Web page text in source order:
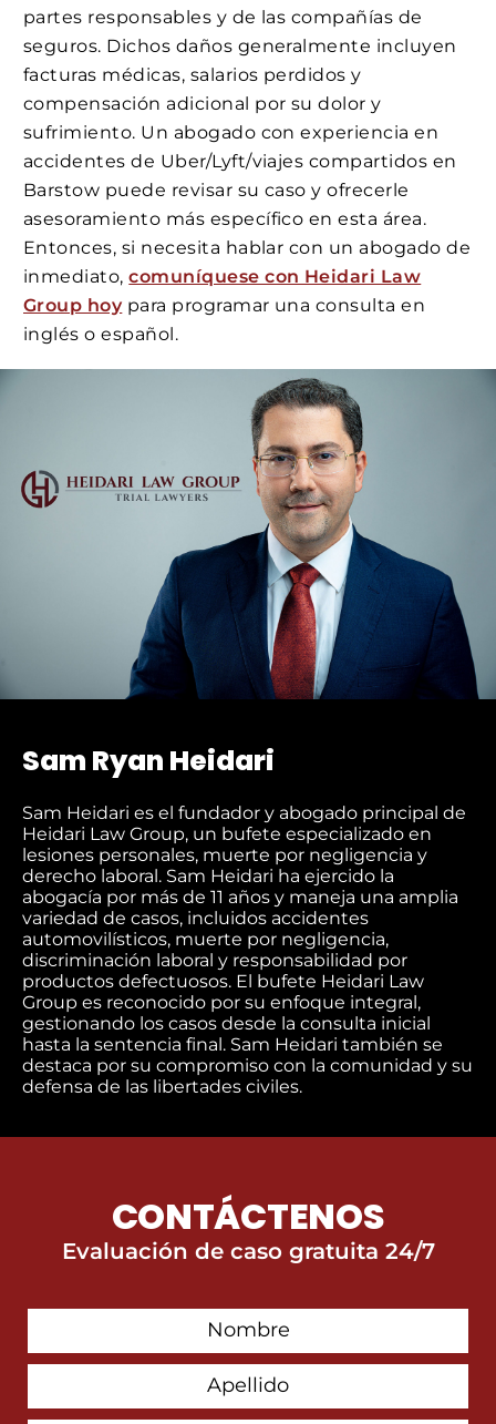
partes responsables y de las compañías de
seguros. Dichos daños generalmente incluyen
facturas médicas, salarios perdidos y
compensación adicional por su dolor y
sufrimiento. Un abogado con experiencia en
accidentes de Uber/Lyft/viajes compartidos en
Barstow puede revisar su caso y ofrecerle
asesoramiento más específico en esta área.
Entonces, si necesita hablar con un abogado de
inmediato,comuníquese con Heidari Law
Group hoypara programar una consulta en
inglés o español.
Sam Ryan Heidari
Sam Heidari es el fundador y abogado principal de
Heidari Law Group, un bufete especializado en
lesiones personales, muerte por negligencia y
derecho laboral. Sam Heidari ha ejercido la
abogacía por más de 11 años y maneja una amplia
variedad de casos, incluidos accidentes
automovilísticos, muerte por negligencia,
discriminación laboral y responsabilidad por
productos defectuosos. El bufete Heidari Law
Group es reconocido por su enfoque integral,
gestionando los casos desde la consulta inicial
hasta la sentencia final. Sam Heidari también se
destaca por su compromiso con la comunidad y su
defensa de las libertades civiles.
CONTÁCTENOS
Evaluación de caso gratuita 24/7